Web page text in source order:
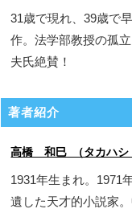
31歳で現れ、39歳で
作。法学部教授の孤
夫氏絶賛！
著者紹介
高橋 和巳 （タカハシ
1931年生まれ。1971
遺した天才的小説家